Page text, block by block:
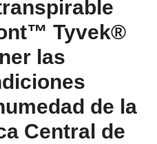
Tyvek®
las
de la
Central de